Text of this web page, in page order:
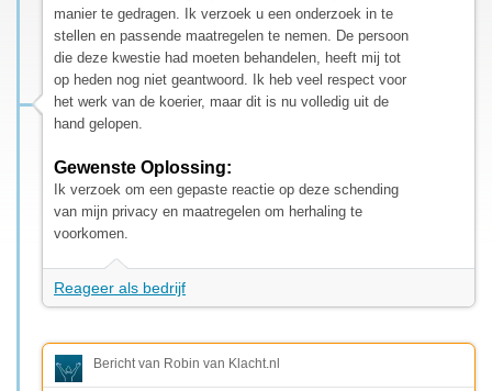
manier te gedragen. Ik verzoek u een onderzoek in te
stellen en passende maatregelen te nemen. De persoon
die deze kwestie had moeten behandelen, heeft mij tot
op heden nog niet geantwoord. Ik heb veel respect voor
het werk van de koerier, maar dit is nu volledig uit de
hand gelopen.
Gewenste Oplossing:
Ik verzoek om een gepaste reactie op deze schending
van mijn privacy en maatregelen om herhaling te
voorkomen.
Reageer als bedrijf
Bericht van Robin van Klacht.nl